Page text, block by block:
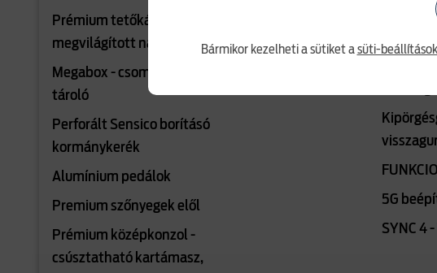
Prémium tetőkárpit - sötét szövet,
megvilágított napellenzők
Megabox - csomagtérpadló alatti
tároló
Perforált Sensico borításó
kormánykerék
Alumínium pedálok
Premium szőnyegek elől
Prémium középkonzol -
csúsztatható kartámasz,
5G
SYNC 4
Bármikor kezelheti a sütiket asüti-